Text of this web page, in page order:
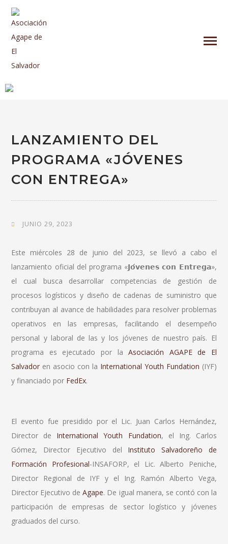
LANZAMIENTO DEL
PROGRAMA «JÓVENES
CON ENTREGA»
JUNIO 29, 2023
Este miércoles 28 de junio del 2023, se llevó a cabo el
lanzamiento oficial del programa «𝗝𝗼́𝘃𝗲𝗻𝗲𝘀 𝗰𝗼𝗻 𝗘𝗻𝘁𝗿𝗲𝗴𝗮»,
el cual busca desarrollar competencias de gestión de
procesos logísticos y diseño de cadenas de suministro que
contribuyan al avance de habilidades para resolver problemas
operativos en las empresas, facilitando el desempeño
personal y laboral de las y los jóvenes de nuestro país. El
programa es ejecutado por laAsociación AGAPE de El
Salvador en asocio con la International Youth Fundation (IYF)
y financiado por FedEx.
El evento fue presidido por el Lic. Juan Carlos Hernández,
Director de International Youth Fundation, el Ing. Carlos
Gómez, Director Ejecutivo del Instituto Salvadoreño de
Formación Profesional-INSAFORP, el Lic. Alberto Peniche,
Director Regional de IYF y el Ing. Ramón Alberto Vega,
Director Ejecutivo deAgape. De igual manera, se contó con la
participación de empresas de sector logístico y jóvenes
graduados del curso.